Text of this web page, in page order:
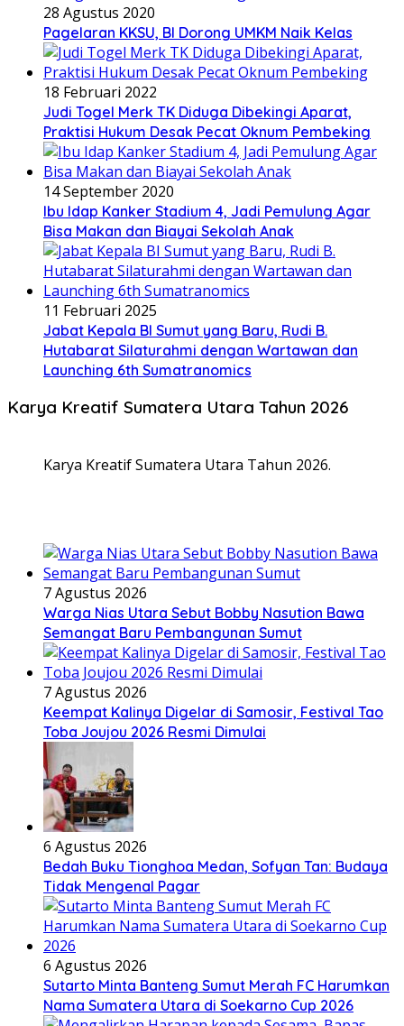
28 Agustus 2020
Pagelaran KKSU, BI Dorong UMKM Naik Kelas
18 Februari 2022
Judi Togel Merk TK Diduga Dibekingi Aparat,
Praktisi Hukum Desak Pecat Oknum Pembeking
14 September 2020
Ibu Idap Kanker Stadium 4, Jadi Pemulung Agar
Bisa Makan dan Biayai Sekolah Anak
11 Februari 2025
Jabat Kepala BI Sumut yang Baru, Rudi B.
Hutabarat Silaturahmi dengan Wartawan dan
Launching 6th Sumatranomics
Karya Kreatif Sumatera Utara Tahun 2026
Karya Kreatif Sumatera Utara Tahun 2026.
7 Agustus 2026
Warga Nias Utara Sebut Bobby Nasution Bawa
Semangat Baru Pembangunan Sumut
7 Agustus 2026
Keempat Kalinya Digelar di Samosir, Festival Tao
Toba Joujou 2026 Resmi Dimulai
6 Agustus 2026
Bedah Buku Tionghoa Medan, Sofyan Tan: Budaya
Tidak Mengenal Pagar
6 Agustus 2026
Sutarto Minta Banteng Sumut Merah FC Harumkan
Nama Sumatera Utara di Soekarno Cup 2026